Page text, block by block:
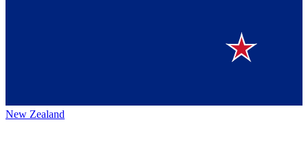
New Zealand